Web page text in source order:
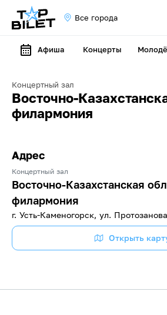
Все города
Афиша Концерты
Концертный зал
Восточно-
филармония
Адрес
Концертный зал
Восточно-Казахстанская
филармония
г. Усть-Каменогорск, ул.
Открыть